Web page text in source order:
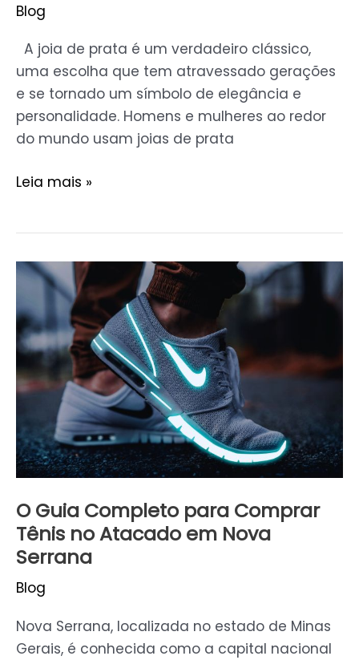
Blog
A joia de prata é um verdadeiro clássico,
uma escolha que tem atravessado gerações
e se tornado um símbolo de elegância e
personalidade. Homens e mulheres ao redor
do mundo usam joias de prata
Leia mais »
O Guia Completo para Comprar
Tênis no Atacado em Nova
Serrana
Blog
Nova Serrana, localizada no estado de Minas
Gerais, é conhecida como a capital nacional
O
Completo
para
Comprar
Tênis
Atacado
em
Nova